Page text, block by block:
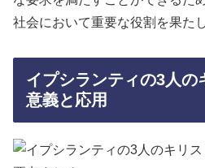
社会において重要な役割を果た
イプシランティの3人の
意義と応用